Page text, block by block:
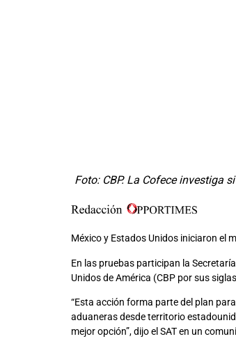
Foto: CBP. La Cofece investiga
México y Estados Unidos iniciaron el
En las pruebas participan la
Unidos de América (CBP por sus
“Esta acción forma parte del plan
aduaneras desde territorio
mejor opción”, dijo el SAT en un